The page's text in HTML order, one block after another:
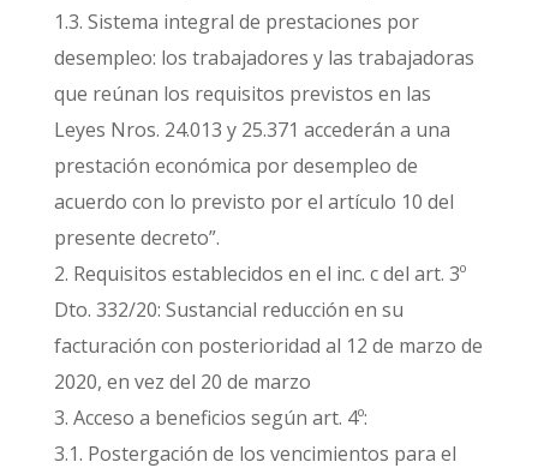
1.3. Sistema integral de prestaciones por
desempleo: los trabajadores y las trabajadoras
que reúnan los requisitos previstos en las
Leyes Nros. 24.013 y 25.371 accederán a una
prestación económica por desempleo de
acuerdo con lo previsto por el artículo 10 del
presente decreto”.
2. Requisitos establecidos en el inc. c del art. 3º
Dto. 332/20: Sustancial reducción en su
facturación con posterioridad al 12 de marzo de
2020, en vez del 20 de marzo
3. Acceso a beneficios según art. 4º:
3.1. Postergación de los vencimientos para el